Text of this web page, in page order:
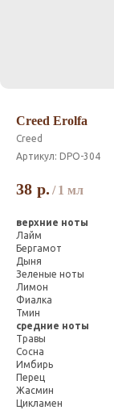
Creed Erolfa
Creed
Артикул: DPO-304
38 р. / 1 мл
верхние ноты
Лайм
Бергамот
Дыня
Зеленые ноты
Лимон
Фиалка
Тмин
средние ноты
Травы
Сосна
Имбирь
Перец
Жасмин
Цикламен